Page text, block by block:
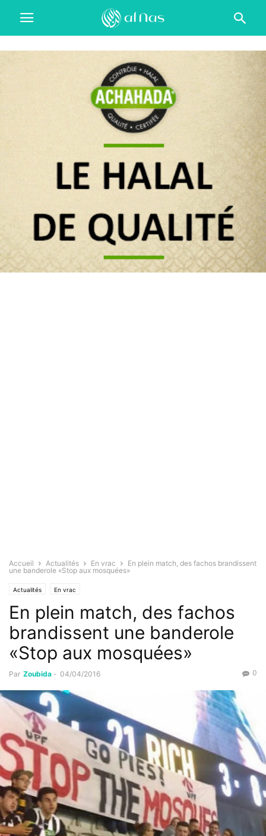
Accueil Actualités En vrac
En plein match, des fachos brandissent
une banderole «Stop aux mosquées»
Actualités En vrac
En plein match, des fachos
brandissent une banderole
«Stop aux mosquées»
Par Zoubida - 04/04/2016 0